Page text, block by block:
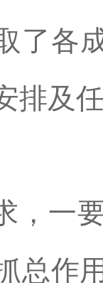
了各
排及
，一
总作